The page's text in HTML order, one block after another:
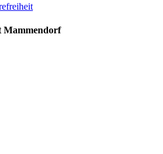
Mammendorf